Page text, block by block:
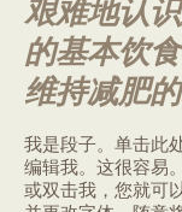
艰难地认
的基本饮
维持减肥的
我是段子。单击此
编辑我。这很容易
或双击我，您就可